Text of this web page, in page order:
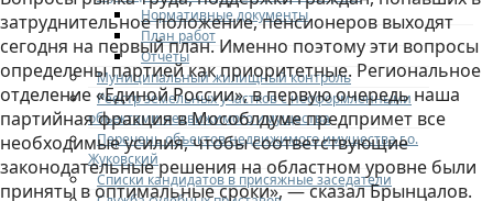
Нормативные документы
План работ
Отчеты
Муниципальный жилищный контроль
Реестр земельных участков с неоформленными
объектами недвижимого имущества
Перечень объектов недвижимого имущества г.о.
Жуковский
Списки кандидатов в присяжные заседатели
затруднительное положение, пенсионеров выходят
сегодня на первый план. Именно поэтому эти вопросы
определены партией как приоритетные. Региональное
отделение «Единой России», в первую очередь наша
партийная фракция в Мособлдуме предпримет все
необходимые усилия, чтобы соответствующие
законодательные решения на областном уровне были
приняты в оптимальные сроки», — сказал Брынцалов.